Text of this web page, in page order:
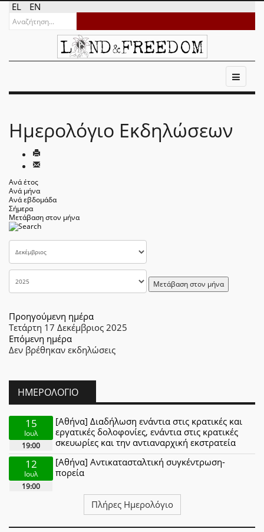
EL EN
Ημερολόγιο Εκδηλώσεων
Ανά έτος
Ανά μήνα
Ανά εβδομάδα
Σήμερα
Μετάβαση στον μήνα
Μετάβαση στον μήνα
Προηγούμενη ημέρα
Τετάρτη 17 Δεκέμβριος 2025
Επόμενη ημέρα
Δεν βρέθηκαν εκδηλώσεις
ΗΜΕΡΟΛΌΓΙΟ
15
Ιουλ
19:00
[Αθήνα] Διαδήλωση ενάντια στις κρατικές και
εργατικές δολοφονίες, ενάντια στις κρατικές
σκευωρίες και την αντιαναρχική εκστρατεία
12
Ιουλ
19:00
[Αθήνα] Αντικατασταλτική συγκέντρωση-
πορεία
Πλήρες Ημερολόγιο